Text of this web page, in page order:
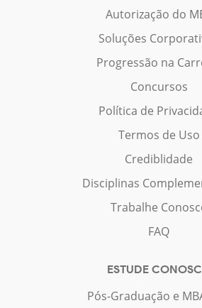
Autorização do
Soluções
Progressão na
Concursos
Política de
Termos de Uso
Crediblidade
Disciplinas
Trabalhe
FAQ
ESTUDE
Pós-Graduação e